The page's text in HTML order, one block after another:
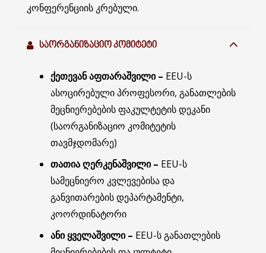
კონფერენციის კრებული.
ᲡᲐᲝᲠᲒᲐᲜᲘᲖᲐᲪᲘᲝ ᲙᲝᲛᲘᲢᲔᲢᲘ
ქეთევან აფთარაშვილი – EEU-ს
ასოცირებული პროფესორი, განათლების
მეცნიერებების ფაკულტეტის დეკანი
(საორგანიზაციო კომიტეტის
თავმჯდომარე)
თათია ღერკენაშვილი – EEU-ს
სამეცნიერო კვლევებისა და
განვითარების დეპარტამენტი,
კოორდინატორი
ანი ყველაშვილი – EEU-ს განათლების